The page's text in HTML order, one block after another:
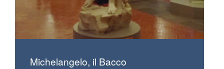
Michelangelo, il Bacco